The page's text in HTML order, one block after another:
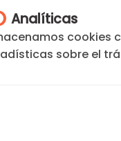
Analíticas
cookies
sobre el